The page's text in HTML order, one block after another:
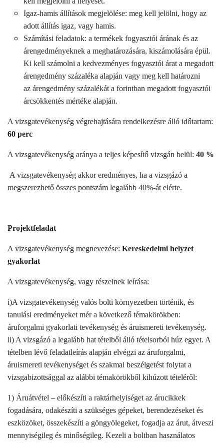
Igaz-hamis állítások megjelölése: meg kell jelölni, hogy az
adott állítás igaz, vagy hamis.
Számítási feladatok: a termékek fogyasztói árának és az
árengedményeknek a meghatározására, kiszámolására épül.
Ki kell számolni a kedvezményes fogyasztói árat a megadott
árengedmény százaléka alapján vagy meg kell határozni
az árengedmény százalékát a forintban megadott fogyasztói
árcsökkentés mértéke alapján.
A vizsgatevékenység végrehajtására rendelkezésre álló időtartam:
60 perc
A vizsgatevékenység aránya a teljes képesítő vizsgán belül: 40 %
A vizsgatevékenység akkor eredményes, ha a vizsgázó a
megszerezhető összes pontszám legalább 40%-át elérte.
Projektfeladat
A vizsgatevékenység megnevezése: Kereskedelmi helyzet
gyakorlat
A vizsgatevékenység, vagy részeinek leírása:
i)A vizsgatevékenység valós bolti környezetben történik, és
tanulási eredményeket mér a következő témakörökben:
áruforgalmi gyakorlati tevékenység és áruismereti tevékenység.
ii) A vizsgázó a legalább hat tételből álló tételsorból húz egyet. A
tételben lévő feladatleírás alapján elvégzi az áruforgalmi,
áruismereti tevékenységet és szakmai beszélgetést folytat a
vizsgabizottsággal az alábbi témakörökből kihúzott tételéről:
1) Áruátvétel – előkészíti a raktárhelyiséget az árucikkek
fogadására, odakészíti a szükséges gépeket, berendezéseket és
eszközöket, összekészíti a göngyölegeket, fogadja az árut, átveszi
mennyiségileg és minőségileg. Kezeli a boltban használatos